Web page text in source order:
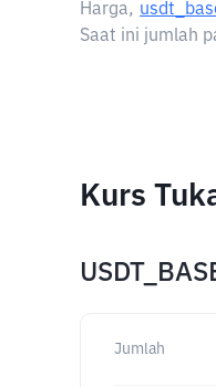
Harga,
Saat ini jumlah
Kurs
Jumlah